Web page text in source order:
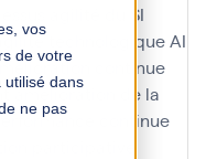
vos
de votre
utilisé dans
ne pas
agilité du SI
technologiqueAI
continue
amélioration de la
continue